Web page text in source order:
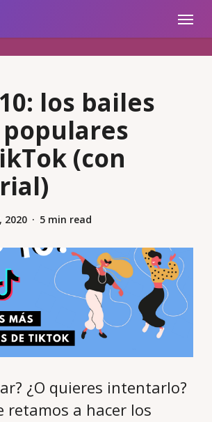
Menu
los bailes
populares
(con
2020 5 min read
¿O quieres intentarlo?
retamos a hacer los